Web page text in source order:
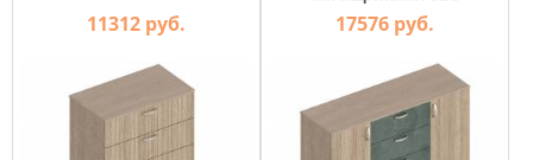
11312 руб. 17576 руб.